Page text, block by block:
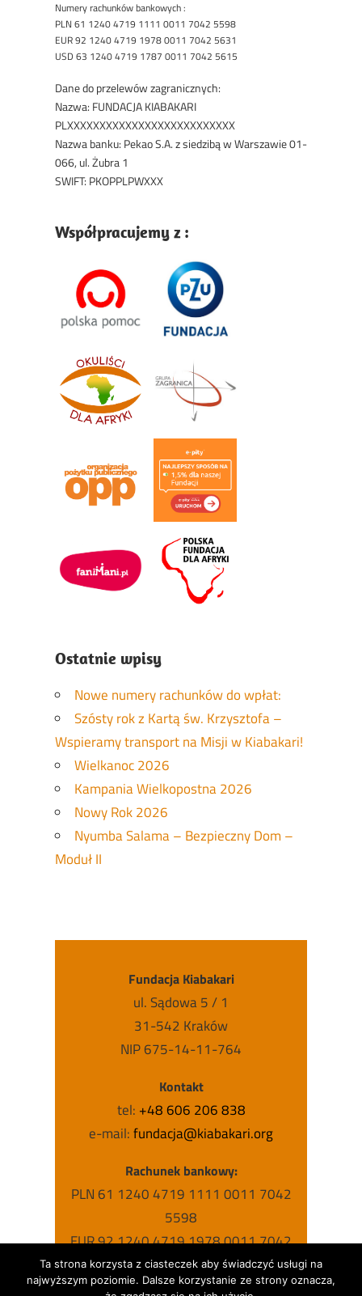
Numery rachunków bankowych :
PLN 61 1240 4719 1111 0011 7042 5598
EUR 92 1240 4719 1978 0011 7042 5631
USD 63 1240 4719 1787 0011 7042 5615
Dane do przelewów zagranicznych:
Nazwa: FUNDACJA KIABAKARI
PLXXXXXXXXXXXXXXXXXXXXXXXXXX
Nazwa banku: Pekao S.A. z siedzibą w Warszawie 01-
066, ul. Żubra 1
SWIFT: PKOPPLPWXXX
Współpracujemy z :
Ostatnie wpisy
Nowe numery rachunków do wpłat:
Szósty rok z Kartą św. Krzysztofa –
Wspieramy transport na Misji w Kiabakari!
Wielkanoc 2026
Kampania Wielkopostna 2026
Nowy Rok 2026
Nyumba Salama – Bezpieczny Dom –
Moduł II
Fundacja Kiabakari
ul. Sądowa 5 / 1
31-542 Kraków
NIP 675-14-11-764
Kontakt
tel: +48 606 206 838
e-mail:fundacja@kiabakari.org
Rachunek bankowy:
PLN 61 1240 4719 1111 0011 7042
5598
EUR 92 1240 4719 1978 0011 7042
5631
USD 63 1240 4719 1787 0011 7042
Ta strona korzysta z ciasteczek aby świadczyć usługi na
najwyższym poziomie. Dalsze korzystanie ze strony oznacza,